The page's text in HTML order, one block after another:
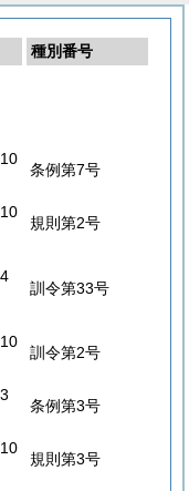
種別番号
条例第7号
規則第2号
訓令第33号
訓令第2号
条例第3号
規則第3号